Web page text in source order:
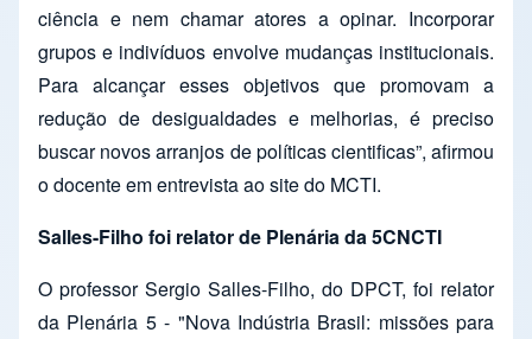
ciência e nem chamar atores a opinar. Incorporar
grupos e indivíduos envolve mudanças institucionais.
Para alcançar esses objetivos que promovam a
redução de desigualdades e melhorias, é preciso
buscar novos arranjos de políticas cientificas”, afirmou
o docente em entrevista ao site do MCTI.
Salles-Filho foi relator de Plenária da 5CNCTI
O professor Sergio Salles-Filho, do DPCT, foi relator
da Plenária 5 - "Nova Indústria Brasil: missões para